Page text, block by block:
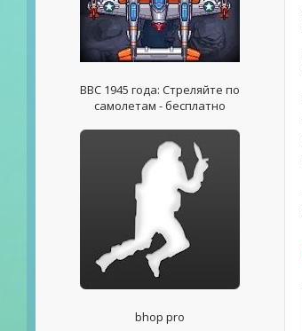
ВВС 1945 года: Стреляйте по
самолетам - бесплатно
bhop pro